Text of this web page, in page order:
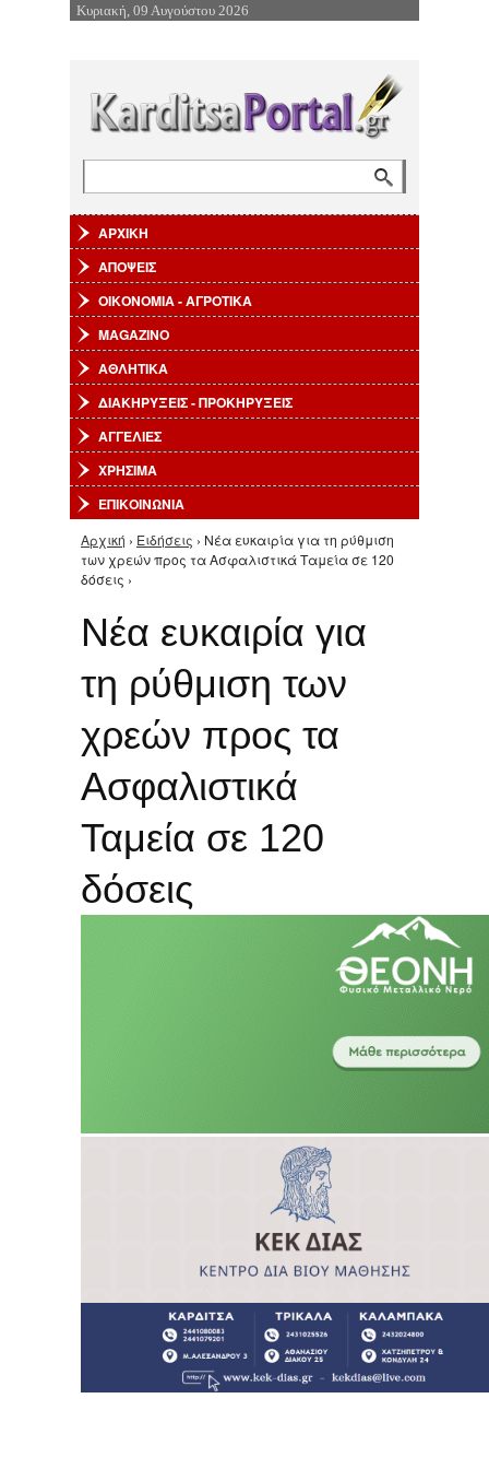
Επιστροφή στην Πλοήγηση
Κυριακή, 09 Αυγούστου 2026
ΑΡΧΙΚΗ
ΑΠΟΨΕΙΣ
ΟΙΚΟΝΟΜΙΑ - ΑΓΡΟΤΙΚΑ
MAGAZINO
ΑΘΛΗΤΙΚΑ
ΔΙΑΚΗΡΥΞΕΙΣ - ΠΡΟΚΗΡΥΞΕΙΣ
ΑΓΓΕΛΙΕΣ
ΧΡΗΣΙΜΑ
ΕΠΙΚΟΙΝΩΝΙΑ
Είστε εδώ
Αρχική › Ειδήσεις › Νέα ευκαιρία για τη ρύθμιση
των χρεών προς τα Ασφαλιστικά Ταμεία σε 120
δόσεις ›
Νέα ευκαιρία για
τη ρύθμιση των
χρεών προς τα
Ασφαλιστικά
Ταμεία σε 120
δόσεις